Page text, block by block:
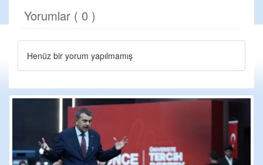
Yorumlar ( 0 )
Henüz bir yorum yapılmamış